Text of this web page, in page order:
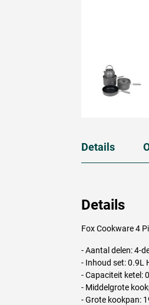
Details
Details
Fox Cookware 4
- Aantal delen: 4-
- Inhoud set: 0.9L
- Capaciteit ketel:
- Middelgrote
- Grote kookpan: